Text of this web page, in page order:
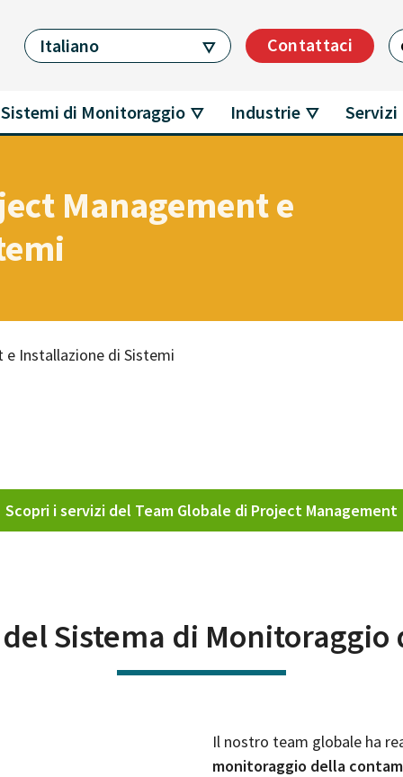
Italiano Contattaci
Sistemi di Monitoraggio Industrie Servizi
Management e
e Installazione di Sistemi
Scopri i servizi del Team Globale di Project Management
Sistema di
Il nostro team globale ha
monitoraggio della